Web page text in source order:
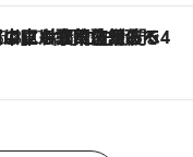
CHOICE
あるんだよ」 片岡仁左衛門・市川中車ら豪華座組みで4年目の立川立飛歌舞伎へ